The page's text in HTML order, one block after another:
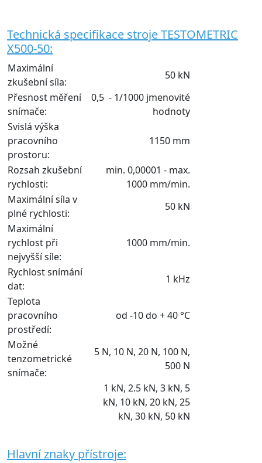
Technická specifikace stroje TESTOMETRIC
X500-50:
Maximální
zkušební síla:
50 kN
Přesnost měření
snímače:
0,5 - 1/1000 jmenovité
hodnoty
Svislá výška
pracovního
prostoru:
1150 mm
Rozsah zkušební
rychlosti:
min. 0,00001 - max.
1000 mm/min.
Maximální síla v
plné rychlosti:
50 kN
Maximální
rychlost při
nejvyšší síle:
1000 mm/min.
Rychlost snímání
dat:
1 kHz
Teplota
pracovního
prostředí:
od -10 do + 40 °C
Možné
tenzometrické
snímače:
5 N, 10 N, 20 N, 100 N,
500 N
1 kN, 2.5 kN, 3 kN, 5
kN, 10 kN, 20 kN, 25
kN, 30 kN, 50 kN
Hlavní znaky přístroje: